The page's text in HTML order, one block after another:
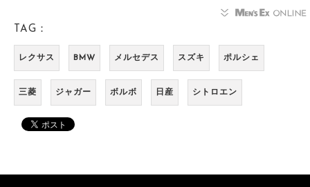
TAG：
レクサス BMW メルセデス スズキ ポルシェ
三菱 ジャガー ボルボ 日産 シトロエン